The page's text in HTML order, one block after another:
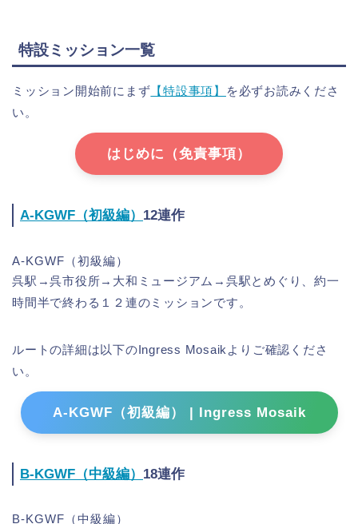
特設ミッション一覧
ミッション開始前にまず 【特設事項】
を必ずお読みくださ
い。
はじめに（免責事項）
A-KGWF（初級編） 12連作
A-KGWF（初級編）
呉駅→呉市役所→大和ミュージアム→呉駅とめぐり、約一
時間半で終わる１２連のミッションです。
ルートの詳細は以下のIngress Mosaikよりご確認くださ
い。
A-KGWF（初級編） | Ingress Mosaik
B-KGWF（中級編） 18連作
B-KGWF（中級編）